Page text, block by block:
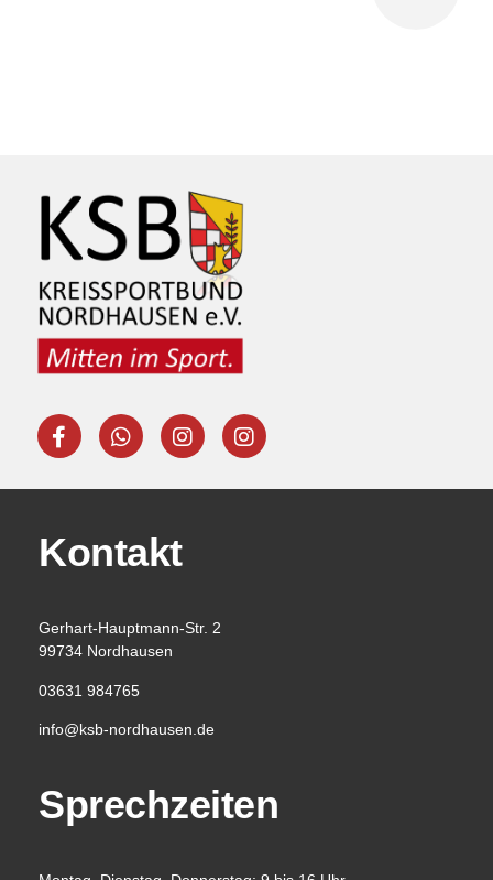
Kontakt
Gerhart-Hauptmann-Str. 2
99734 Nordhausen
03631 984765
info@ksb-nordhausen.de
Sprechzeiten